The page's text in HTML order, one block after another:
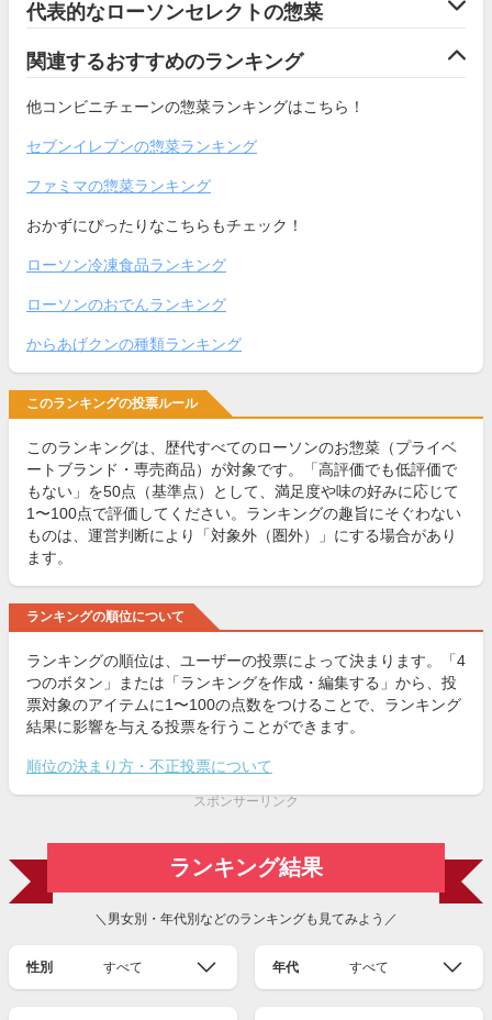
代表的なローソンセレクトの惣菜
関連するおすすめのランキング
他コンビニチェーンの惣菜ランキングはこちら！
セブンイレブンの惣菜ランキング
ファミマの惣菜ランキング
おかずにぴったりなこちらもチェック！
ローソン冷凍食品ランキング
ローソンのおでんランキング
からあげクンの種類ランキング
このランキングの投票ルール
このランキングは、歴代すべてのローソンのお惣菜（プライベ
ートブランド・専売商品）が対象です。「高評価でも低評価で
もない」を50点（基準点）として、満足度や味の好みに応じて
1〜100点で評価してください。ランキングの趣旨にそぐわない
ものは、運営判断により「対象外（圏外）」にする場合があり
ます。
ランキングの順位について
ランキングの順位は、ユーザーの投票によって決まります。「4
つのボタン」または「ランキングを作成・編集する」から、投
票対象のアイテムに1〜100の点数をつけることで、ランキング
結果に影響を与える投票を行うことができます。
順位の決まり方・不正投票について
スポンサーリンク
ランキング結果
＼男女別・年代別などのランキングも見てみよう／
性別 すべて 年代 すべて